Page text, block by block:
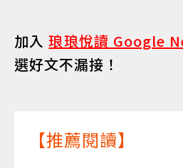
加入琅琅悅讀 Google
選好文不漏接！
【推薦閱讀】